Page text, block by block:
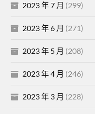
2023 年 7 月 (299)
2023 年 6 月 (271)
2023 年 5 月 (208)
2023 年 4 月 (246)
2023 年 3 月 (228)